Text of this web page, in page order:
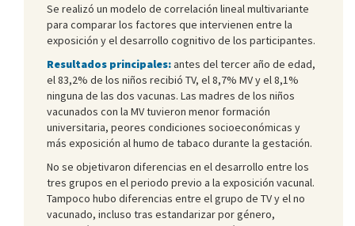
Se realizó un modelo de correlación lineal multivariante
para comparar los factores que intervienen entre la
exposición y el desarrollo cognitivo de los participantes.
Resultados principales:antes del tercer año de edad,
el 83,2% de los niños recibió TV, el 8,7% MV y el 8,1%
ninguna de las dos vacunas. Las madres de los niños
vacunados con la MV tuvieron menor formación
universitaria, peores condiciones socioeconómicas y
más exposición al humo de tabaco durante la gestación.
No se objetivaron diferencias en el desarrollo entre los
tres grupos en el periodo previo a la exposición vacunal.
Tampoco hubo diferencias entre el grupo de TV y el no
vacunado, incluso tras estandarizar por género,